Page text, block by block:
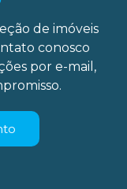
de imóveis
conosco
por e-mail,